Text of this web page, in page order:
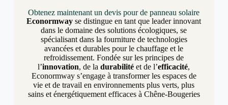
Obtenez maintenant un devis pour de panneau solaire
Econormway se distingue en tant que leader innovant
dans le domaine des solutions écologiques, se
spécialisant dans la fourniture de technologies
avancées et durables pour le chauffage et le
refroidissement. Fondée sur les principes de
l’innovation, de ladurabilité et de l’efficacité,
Econormway s’engage à transformer les espaces de
vie et de travail en environnements plus verts, plus
sains et énergétiquement efficaces à Chêne-Bougeries